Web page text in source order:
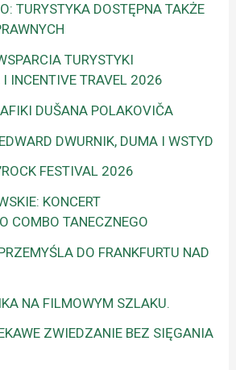
TURYSTYKA DOSTĘPNA TAKŻE
TURYSTYKI
INCENTIVE TRAVEL 2026
DUŠANA POLAKOVIČA
DWURNIK, DUMA I WSTYD
FESTIVAL 2026
KONCERT
COMBO TANECZNEGO
DO FRANKFURTU NAD
NA FILMOWYM SZLAKU.
ZWIEDZANIE BEZ SIĘGANIA